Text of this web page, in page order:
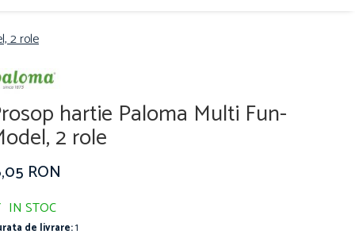
2 role
hartie Paloma Multi Fun-
2 role
RON
IN STOC
de livrare:1